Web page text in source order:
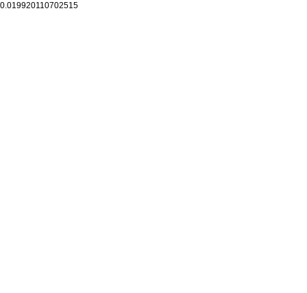
0.019920110702515